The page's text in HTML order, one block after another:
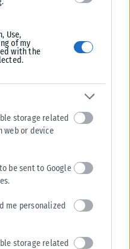
Use,
of my
with the
storage related
web or device
be sent to Google
me personalized
storage related